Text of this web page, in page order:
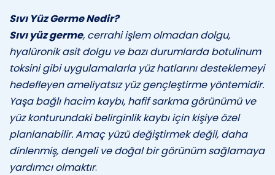
Sıvı Yüz Germe Nedir?
Sıvı yüz germe, cerrahi işlem olmadan dolgu,
hyalüronik asit dolgu ve bazı durumlarda botulinum
toksini gibi uygulamalarla yüz hatlarını desteklemeyi
hedefleyen ameliyatsız yüz gençleştirme yöntemidir.
Yaşa bağlı hacim kaybı, hafif sarkma görünümü ve
yüz konturundaki belirginlik kaybı için kişiye özel
planlanabilir. Amaç yüzü değiştirmek değil, daha
dinlenmiş, dengeli ve doğal bir görünüm sağlamaya
yardımcı olmaktır.